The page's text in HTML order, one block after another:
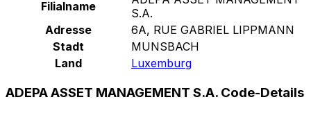
Filialname
S.A.
Adresse
6A, RUE GABRIEL LIPPMANN
Stadt
MUNSBACH
Land
Luxemburg
ADEPA ASSET MANAGEMENT S.A. Code-Details